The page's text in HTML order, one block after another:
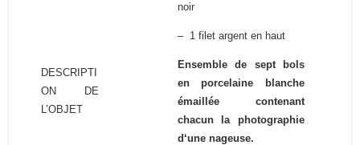
DESCRIPTI
ON DE
L’OBJET
noir
– 1 filet argent en haut
Ensemble de sept bols
en porcelaine blanche
émaillée contenant
chacun la photographie
d‘une nageuse.